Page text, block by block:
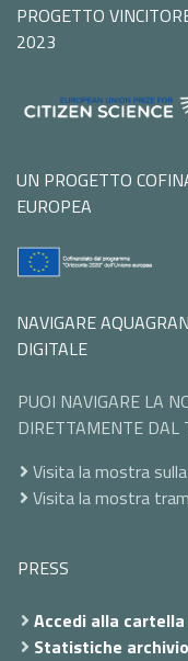
PROGETTO
2023
UN PROGETTO
EUROPEA
NAVIGARE
DIGITALE
PUOI NAVIGARE LA
DIRETTAMENTE DAL
Visita la mostra sulla
Visita la mostra
PRESS
Accedi alla
Statistiche archivio